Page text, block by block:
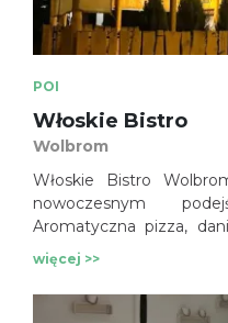
POI
Włoskie Bistro
Wolbrom
Włoskie Bistro
nowoczesnym
Aromatyczna pizza,
różnorodne
ciekawym punktem na
więcej >>